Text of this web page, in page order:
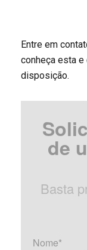
Entre em
conheça esta
disposição.
de
Basta
Nome*